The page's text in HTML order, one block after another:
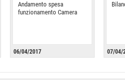
Andamento spesa
funzionamento Camera
06/04/2017 07/04/